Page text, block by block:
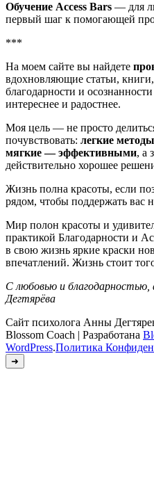
Обучение Access Bars — для
первый шаг к помогающей
***
На моем сайте вы найдете
вдохновляющие статьи,
благодарности и
интереснее и радостнее.
Моя цель — не просто
почувствовать: легкие
мягкие — эффективными, а
действительно хорошее
Жизнь полна красоты, если
рядом, чтобы поддержать вас
Мир полон красоты и
практикой Благодарности и
в свою жизнь яркие краски
впечатлений. Жизнь стоит
С любовью и благодарностью,
Дегтярёва
Сайт психолога Анны
Blossom Coach | Разработана
WordPress.Политика
➜